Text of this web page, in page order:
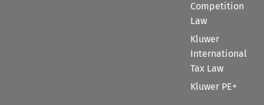
Competition
Law
Kluwer
International
Tax Law
Kluwer PE+